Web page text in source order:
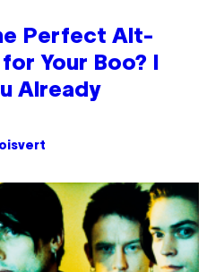
Perfect Alt-
Your Boo? I
Already